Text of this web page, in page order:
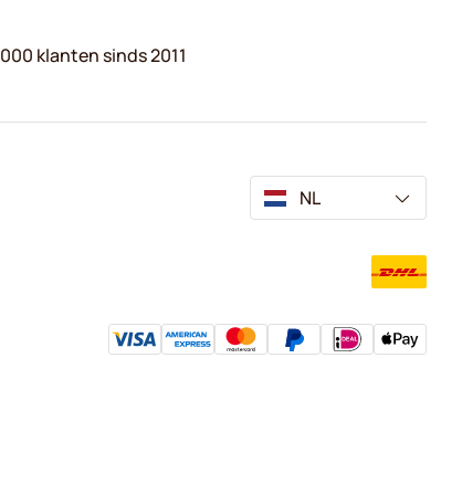
klanten sinds 2011
NL